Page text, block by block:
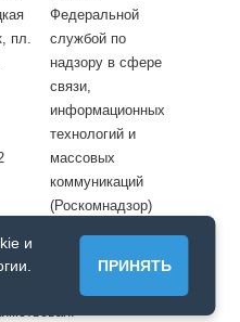
и
ПРИНЯТЬ
пл.
Федеральной
службой по
надзору в сфере
связи,
информационных
технологий и
массовых
коммуникаций
(Роскомнадзор)
материалов с